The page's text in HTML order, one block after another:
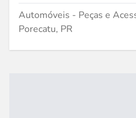
Automóveis - Peças e
Porecatu, PR